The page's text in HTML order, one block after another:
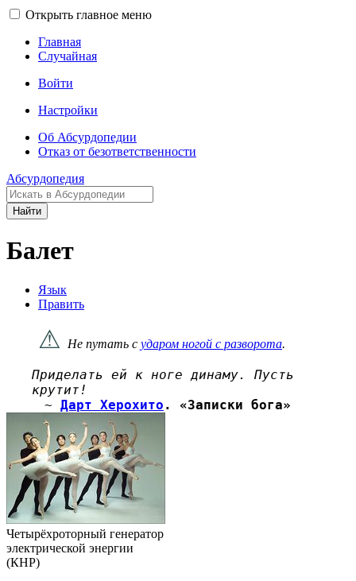
Открыть главное меню
Главная
Случайная
Войти
Настройки
Об Абсурдопедии
Отказ от безответственности
Абсурдопедия
Найти
Балет
Язык
Править
⚠ Не путать с ударом ногой с разворота.
Приделать ей к ноге динаму. Пусть
крутит!
~ Дарт Херохито . «Записки бога»
Четырёхроторный генератор
электрической энергии
(КНР)